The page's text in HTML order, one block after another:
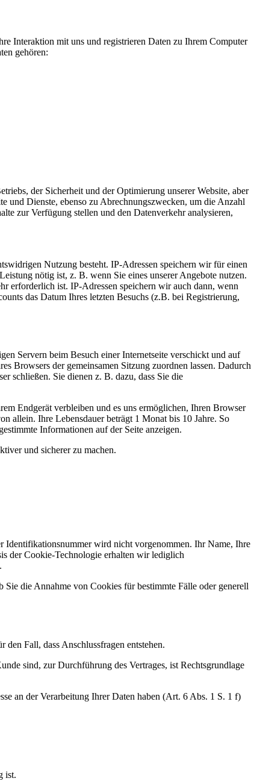
Interaktion mit uns und registrieren Daten zu Ihrem Computer
gehören:
der Sicherheit und der Optimierung unserer Website, aber
und Dienste, ebenso zu Abrechnungszwecken, um die Anzahl
zur Verfügung stellen und den Datenverkehr analysieren,
Nutzung besteht. IP-Adressen speichern wir für einen
nötig ist, z. B. wenn Sie eines unserer Angebote nutzen.
erforderlich ist. IP-Adressen speichern wir auch dann, wenn
das Datum Ihres letzten Besuchs (z.B. bei Registrierung,
Servern beim Besuch einer Internetseite verschickt und auf
Browsers der gemeinsamen Sitzung zuordnen lassen. Dadurch
schließen. Sie dienen z. B. dazu, dass Sie die
Endgerät verbleiben und es uns ermöglichen, Ihren Browser
allein. Ihre Lebensdauer beträgt 1 Monat bis 10 Jahre. So
Informationen auf der Seite anzeigen.
und sicherer zu machen.
Identifikationsnummer wird nicht vorgenommen. Ihr Name, Ihre
der Cookie-Technologie erhalten wir lediglich
die Annahme von Cookies für bestimmte Fälle oder generell
Fall, dass Anschlussfragen entstehen.
sind, zur Durchführung des Vertrages, ist Rechtsgrundlage
an der Verarbeitung Ihrer Daten haben (Art. 6 Abs. 1 S. 1 f)
ist.